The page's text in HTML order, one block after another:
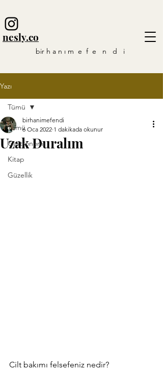
nesly.co
bir h a n ı m e f e n d i
Yazı
Tümü
Gastronomi
Kitap
Güzellik
Tümü
Uzak Duralım
birhanimefendi
6 Oca 2022 1 dakikada okunur
Cilt bakımı felsefeniz nedir?